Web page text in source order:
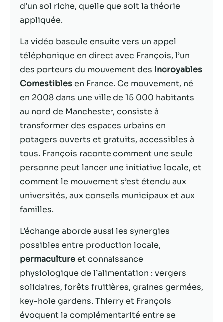
d’un sol riche, quelle que soit la théorie
appliquée.
La vidéo bascule ensuite vers un appel
téléphonique en direct avec François, l’un
des porteurs du mouvement des Incroyables
Comestiblesen France. Ce mouvement, né
en 2008 dans une ville de 15 000 habitants
au nord de Manchester, consiste à
transformer des espaces urbains en
potagers ouverts et gratuits, accessibles à
tous. François raconte comment une seule
personne peut lancer une initiative locale, et
comment le mouvement s’est étendu aux
universités, aux conseils municipaux et aux
familles.
L’échange aborde aussi les synergies
possibles entre production locale,
permacultureet connaissance
physiologique de l’alimentation : vergers
solidaires, forêts fruitières, graines germées,
key-hole gardens. Thierry et François
évoquent la complémentarité entre se
Afin que notre
site Web
fonctionne
aussi bien que
possible lors
de votre visite.
Si vous refusez
ces cookies,
certaines
fonctionnalités
disparaîtront
du site Web.
Marketing
En partageant
comportement
lorsque vous
site, vous
augmentez les
chances de
voir du
contenu et des
offres